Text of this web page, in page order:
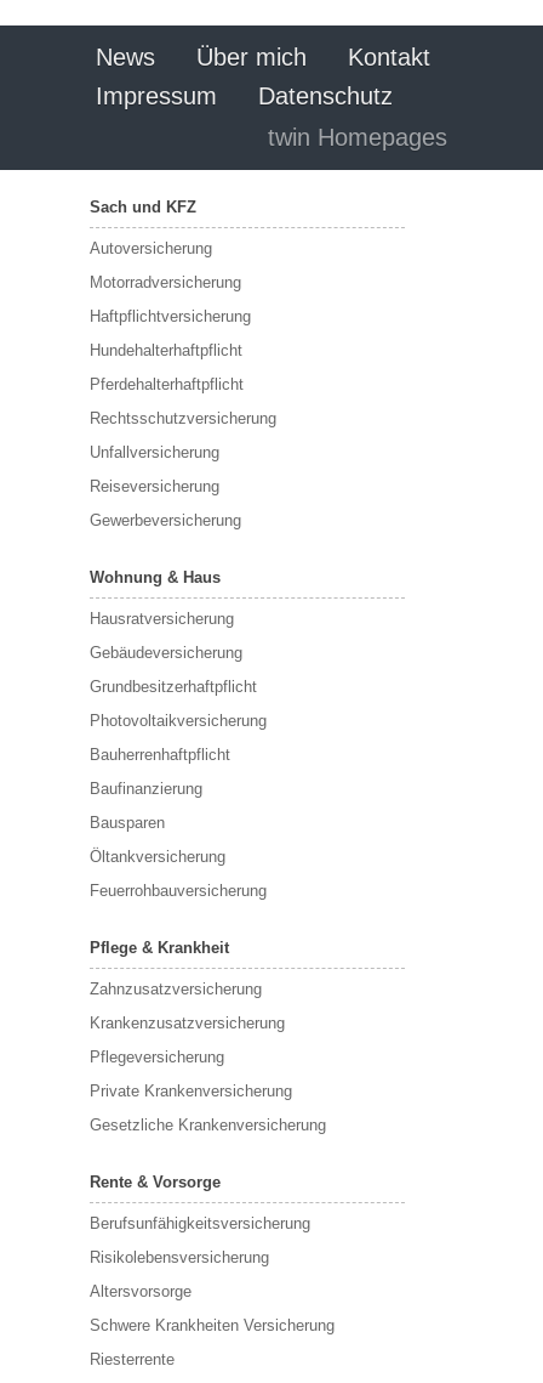
News Über mich
Kontakt
Impressum
Datenschutz
twin Homepages
Sach und KFZ
Autoversicherung
Motorradversicherung
Haftpflichtversicherung
Hundehalterhaftpflicht
Pferdehalterhaftpflicht
Rechtsschutzversicherung
Unfallversicherung
Reiseversicherung
Gewerbeversicherung
Wohnung & Haus
Hausratversicherung
Gebäudeversicherung
Grundbesitzerhaftpflicht
Photovoltaikversicherung
Bauherrenhaftpflicht
Baufinanzierung
Bausparen
Öltankversicherung
Feuerrohbauversicherung
Pflege & Krankheit
Zahnzusatzversicherung
Krankenzusatzversicherung
Pflegeversicherung
Private Krankenversicherung
Gesetzliche Krankenversicherung
Rente & Vorsorge
Berufs­unfähigkeitsversicherung
Risikolebensversicherung
Altersvorsorge
Schwere Krankheiten Versicherung
Riesterrente